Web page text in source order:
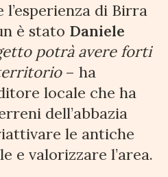
di Birra
è stato Daniele
potrà avere forti
– ha
locale che ha
dell’abbazia
le antiche
e valorizzare l’area.